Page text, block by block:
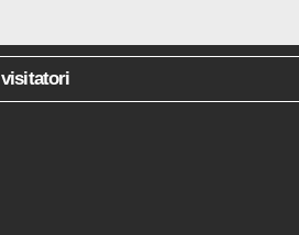
visitatori